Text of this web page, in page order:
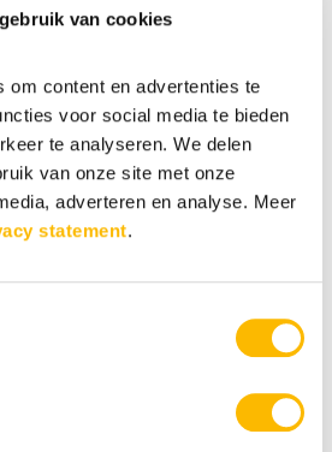
van cookies
om content en advertenties te
voor social media te bieden
te analyseren. We delen
van onze site met onze
adverteren en analyse. Meer
statement.
tijd. Soms willen mensen je een
de rest? Laat je het weten
gemakkelijk in je mail.
al